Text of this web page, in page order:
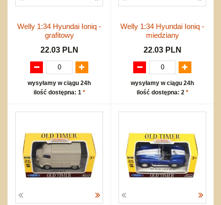
Welly 1:34 Hyundai Ioniq -
grafitowy
22.03 PLN
wysyłamy w ciągu 24h
ilość dostępna: 1 *
Welly 1:34 Hyundai Ioniq -
miedziany
22.03 PLN
wysyłamy w ciągu 24h
ilość dostępna: 2 *